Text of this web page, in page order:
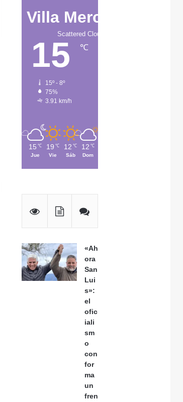
Villa Mercedes
Scattered Clouds
15 ℃
15º - 8º
75%
3.91 km/h
15 ℃
Jue
19 ℃
Vie
12 ℃
Sáb
12 ℃
Dom
«Ah
ora
San
Lui
s»:
el
ofic
iali
sm
o
con
for
ma
un
fren